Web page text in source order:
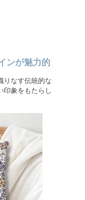
ンが魅力的
りなす伝統的な
印象をもたらし